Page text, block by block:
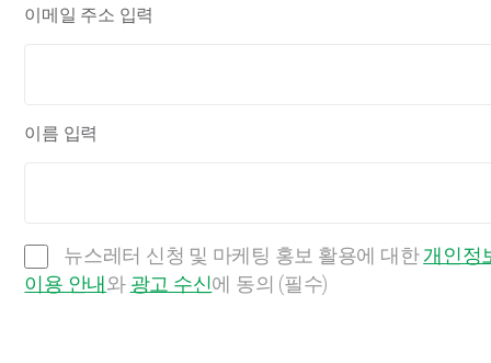
이메일 주소 입력
이름 입력
뉴스레터 신청 및 마케팅 홍보 활용에 대한개인정
이용 안내 와 광고 수신에 동의 (필수)